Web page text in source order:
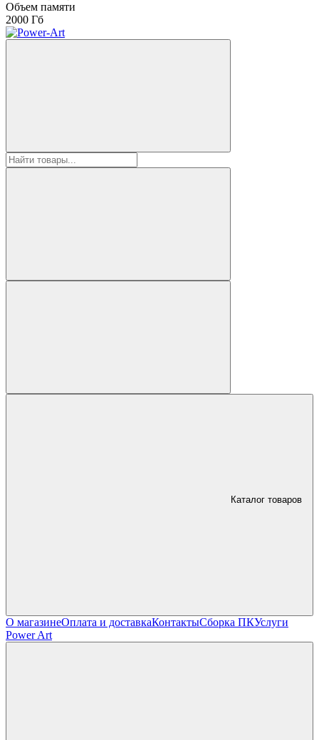
Объем памяти
2000 Гб
Каталог товаров
О магазинеОплата и доставкаКонтактыСборка ПКУслуги
Power Art